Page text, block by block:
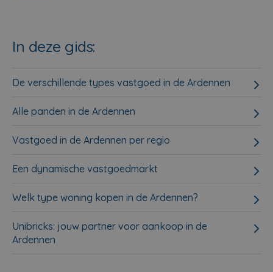
In deze gids:
De verschillende types vastgoed in de Ardennen
Alle panden in de Ardennen
Vastgoed in de Ardennen per regio
Een dynamische vastgoedmarkt
Welk type woning kopen in de Ardennen?
Unibricks: jouw partner voor aankoop in de
Ardennen